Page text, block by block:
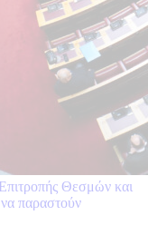
Θεσμών και
να παραστούν